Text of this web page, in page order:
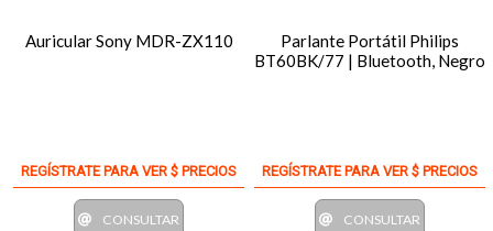
Auricular Sony MDR-ZX110
REGÍSTRATE PARA VER $ PRECIOS
CONSULTAR
Parlante Portátil Philips
BT60BK/77 | Bluetooth, Negro
REGÍSTRATE PARA VER $ PRECIOS
CONSULTAR